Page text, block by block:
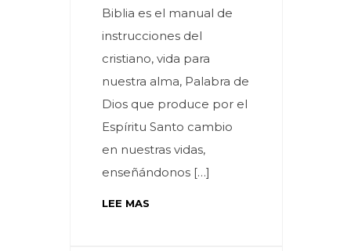
Biblia es el manual de
instrucciones del
cristiano, vida para
nuestra alma, Palabra de
Dios que produce por el
Espíritu Santo cambio
en nuestras vidas,
enseñándonos […]
LEE MAS